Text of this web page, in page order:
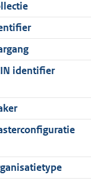
i
c
a
t
e
i
n
o
r
t
t
e
:
n
e
e
n
identifier